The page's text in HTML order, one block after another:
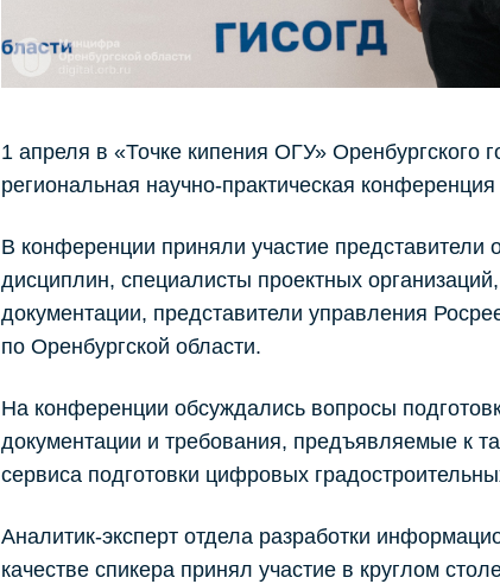
1 апреля в «Точке кипения ОГУ» Оренбургского
региональная научно-практическая
В конференции приняли участие
дисциплин, специалисты проектных
документации, представители управления
по Оренбургской области.
На конференции обсуждались вопросы
документации и требования, предъявляемые к
сервиса подготовки цифровых
Аналитик-эксперт отдела разработки
качестве спикера принял участие в круглом